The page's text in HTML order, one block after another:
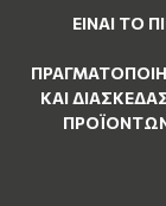
ΕΊΝΑΙ ΤO
ΚΑΙ